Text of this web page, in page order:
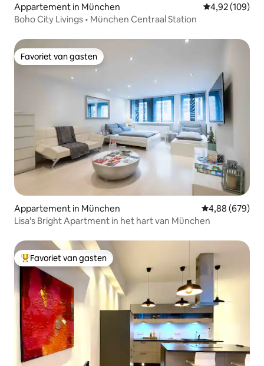
Appartement in München Gemiddelde
4,92 (109)
Boho City Livings • München Centraal Station
Favoriet van gasten
Favoriet van gasten
Appartement in München Gemiddelde
4,88 (679)
Lisa's Bright Apartment in het hart van München
Topfavoriet van gasten
Favoriet van gasten